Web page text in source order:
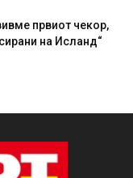
првиот чекор,
на Исланд“